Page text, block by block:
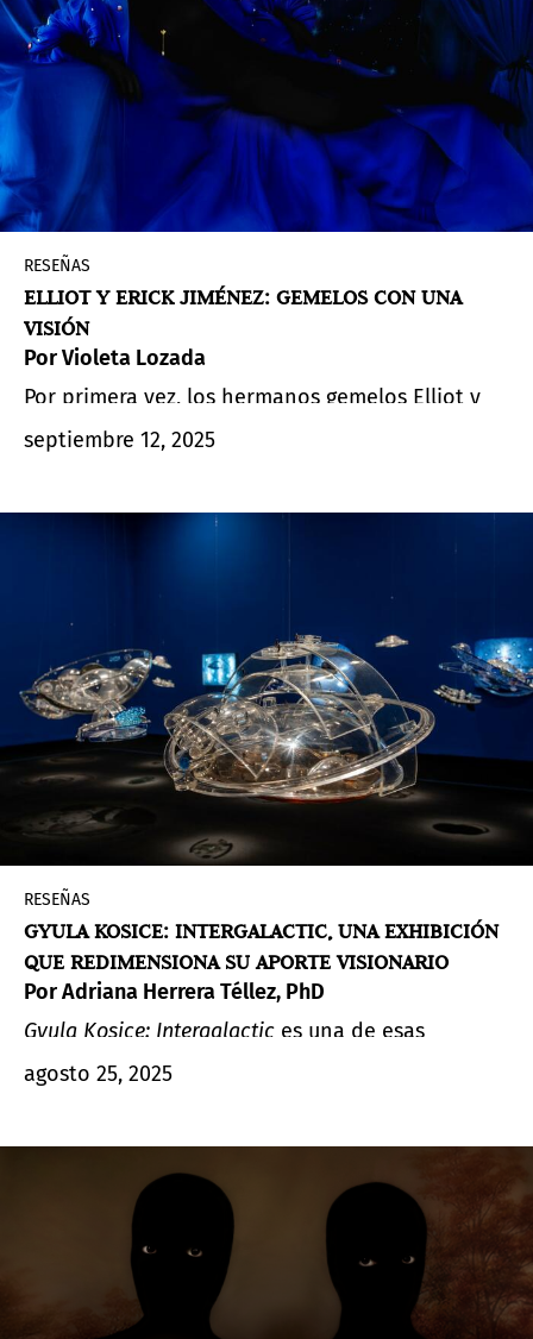
RESEÑAS
ELLIOT Y ERICK JIMÉNEZ: GEMELOS CON UNA
VISIÓN
Por Violeta Lozada
Por primera vez, los hermanos gemelos Elliot y
Erick Jiménez se presentan en un museo como
dúo artístico, compartiendo un trabajo que es a
septiembre 12, 2025
RESEÑAS
GYULA KOSICE: INTERGALACTIC, UNA EXHIBICIÓN
QUE REDIMENSIONA SU APORTE VISIONARIO
Por Adriana Herrera Téllez, PhD
Gyula Kosice: Intergalactic es una de esas
exhibiciones axiales que remueven los límites de
las usuales narrativas de la historia del arte
comprensión del aporte de artistas que, siendo
fundacionales, como este creador nacido en la
actual Eslovenia en 1924, y nacionalizado en
Argentina, distan de estar incorporados al relato
global del arte concreto.
agosto 25, 2025